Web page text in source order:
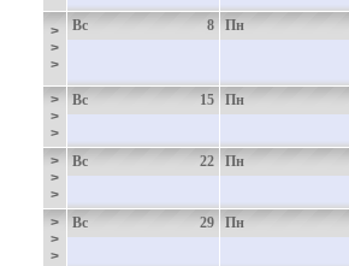
>
>
>
8
Вс Пн
>
>
>
15
Вс Пн
>
>
>
22
Вс Пн
>
>
>
29
Вс Пн